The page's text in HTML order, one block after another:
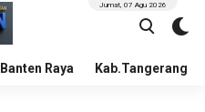
Banten Raya Kab.Tangerang
Jumat, 07 Agu 2026